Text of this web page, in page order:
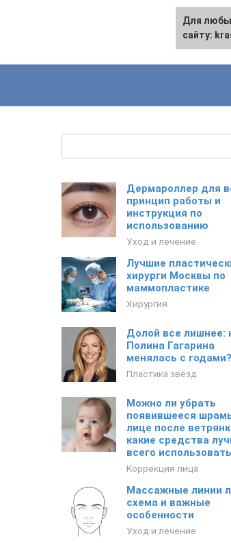
Дермароллер для
принцип работы и
инструкция по
использованию
Уход и лечение
Лучшие
хирурги Москвы по
маммопластике
Хирургия
Долой все лишнее:
Полина Гагарина
менялась с годами?
Пластика звёзд
Можно ли убрать
появившееся
лице после
какие средства
всего
Коррекция лица
Массажные линии
схема и важные
особенности
Уход и лечение
Для
сайту: